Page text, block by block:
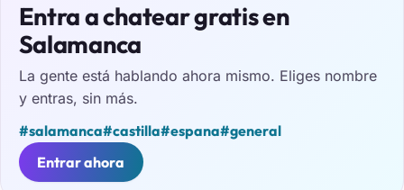
Entra a chatear gratis en
Salamanca
La gente está hablando ahora mismo. Eliges nombre
y entras, sin más.
#salamanca#castilla#espana#general
Entrar ahora